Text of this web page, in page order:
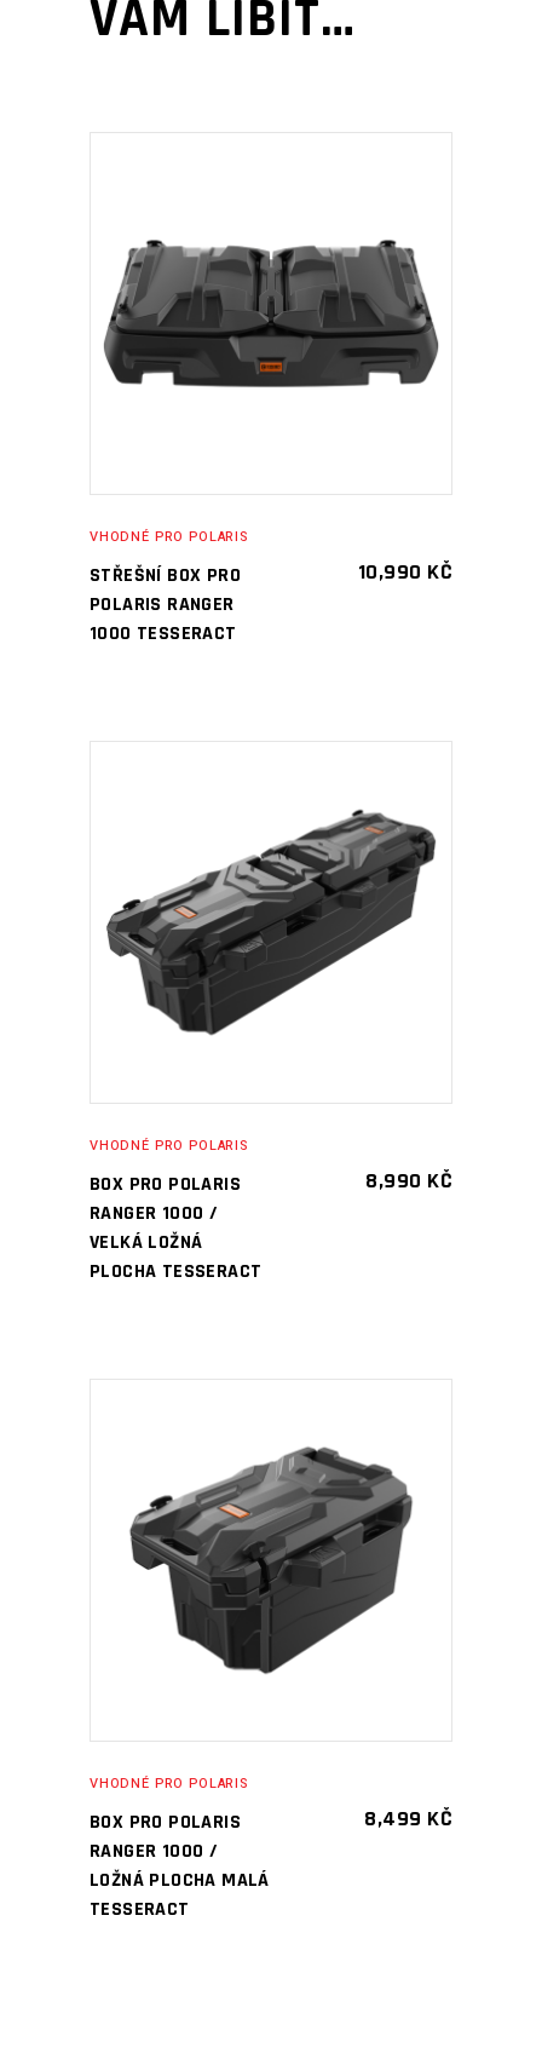
VÁM LÍBIT…
PŘIDAT DO KOŠÍKU
VHODNÉ PRO POLARIS
STŘEŠNÍ BOX PRO
POLARIS RANGER
1000 TESSERACT
10,990 KČ
PŘIDAT DO KOŠÍKU
VHODNÉ PRO POLARIS
BOX PRO POLARIS
RANGER 1000 /
VELKÁ LOŽNÁ
PLOCHA TESSERACT
8,990 KČ
PŘIDAT DO KOŠÍKU
VHODNÉ PRO POLARIS
BOX PRO POLARIS
RANGER 1000 /
LOŽNÁ PLOCHA MALÁ
TESSERACT
8,499 KČ